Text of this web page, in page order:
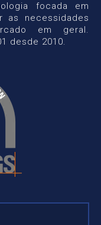
focada em
as necessidades
em geral.
desde 2010.